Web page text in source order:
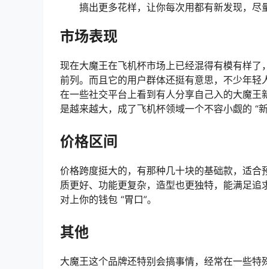
搞出更多花样，让你每次用都有新发现，尽
市场表现
现在大魔王在飞机杯市场上已经混得有模有样
前列。而且它的用户群体还挺有意思，不少年
在一些社交平台上看到有人分享自己入的大魔
是越来越大，成了飞机杯领域一个不容小觑的 “新
价格区间
价格跨度挺大的，有那种几十块的基础款，适
质更好、功能更复杂，造型也更独特，能满足
对上你的钱包 “胃口”。
其他
大魔王这个品牌还特别会搞事情，经常在一些